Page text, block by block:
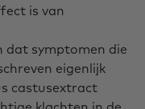
is van
dat symptomen die
eigenlijk
castusextract